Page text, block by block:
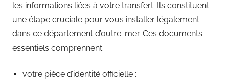
les informations liées à votre transfert. Ils constituent
une étape cruciale pour vous installer légalement
dans ce département d’outre-mer. Ces documents
essentiels comprennent :
votre pièce d’identité officielle ;